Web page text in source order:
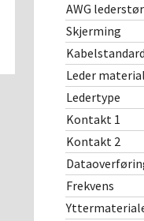
AWG
Skjerming
Kabelstandard
Leder
Ledertype
Kontakt 1
Kontakt 2
Frekvens